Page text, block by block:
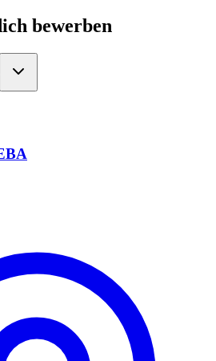
bewerben